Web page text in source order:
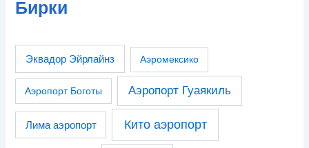
Бирки
Эквадор Эйрлайнз Аэромексико
Аэропорт Боготы Аэропорт Гуаякиль
Лима аэропорт Кито аэропорт